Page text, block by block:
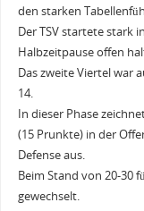
den starken
Der TSV startete stark
Halbzeitpause offen
Das zweite Viertel war
14.
In dieser Phase
(15 Prunkte) in der
Defense aus.
Beim Stand von 20-30
gewechselt.